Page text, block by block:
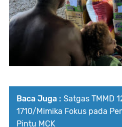
Baca Juga : Satgas TMMD
1710/Mimika Fokus pada
Pintu MCK